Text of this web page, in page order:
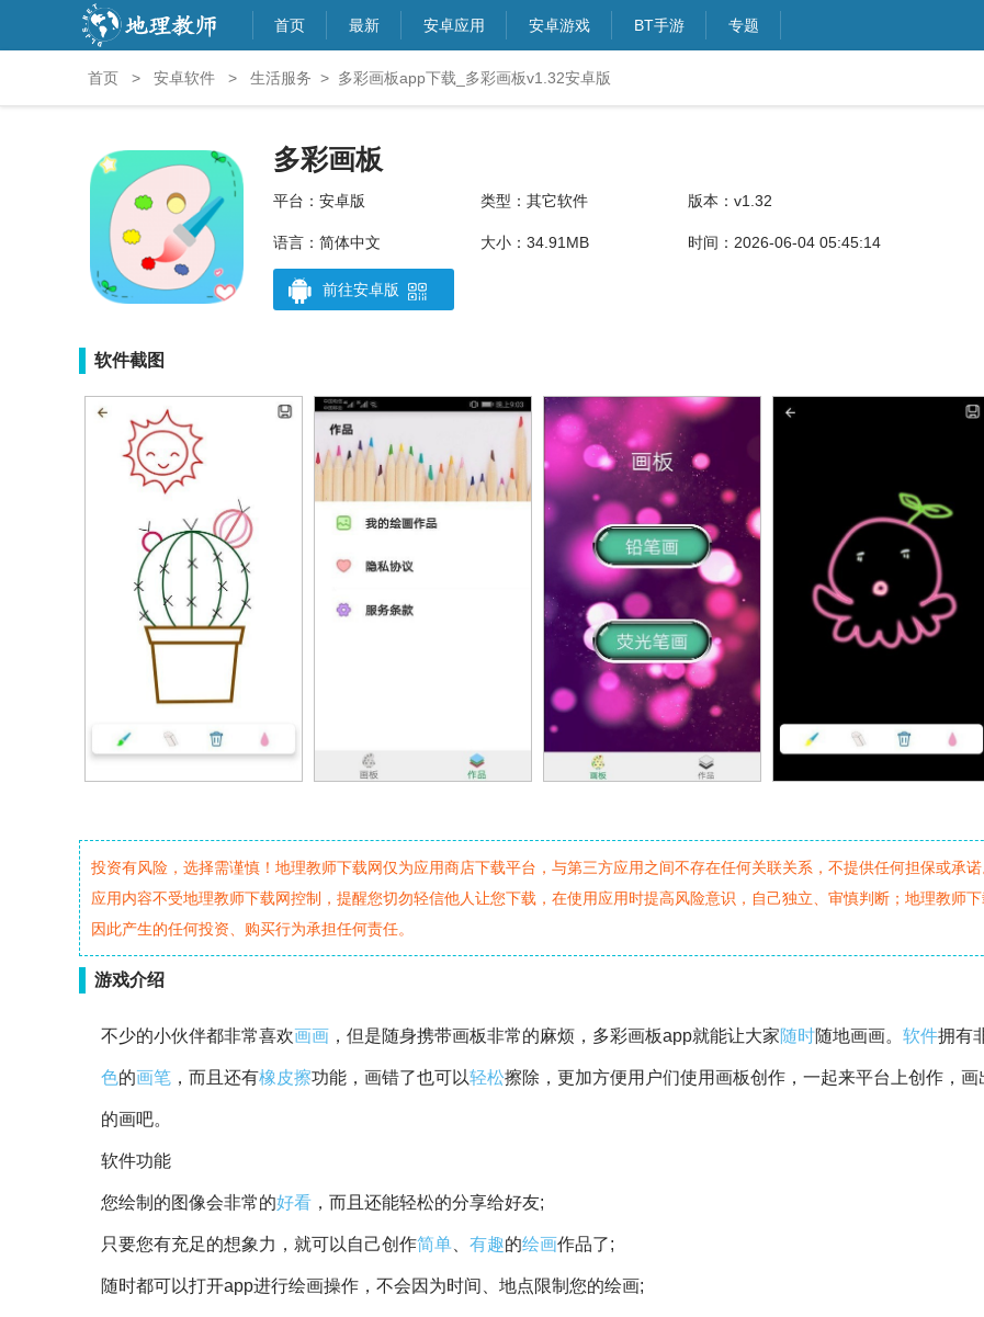
首页 最新 安卓应用 安卓游戏 BT手游 专题
首页 > 安卓软件 > 生活服务 > 多彩画板app下载_多彩画板v1.32安卓版
多彩画板
平台：安卓版 类型：其它软件 版本：v1.32
语言：简体中文 大小：34.91MB 时间：2026-06-04 05:45:14
前往安卓版
软件截图
投资有风险，选择需谨慎！地理教师下载网仅为应用商店下载平台，与第三方应用之间不存在任何关联关系，不提供任何担保或承
应用内容不受地理教师下载网控制，提醒您切勿轻信他人让您下载，在使用应用时提高风险意识，自己独立、审慎判断；地理教师
因此产生的任何投资、购买行为承担任何责任。
游戏介绍
不少的小伙伴都非常喜欢画画 ，但是随身携带画板非常的麻烦，多彩画板app就能让大家随时随地画画。 软件拥有
色的画笔 ，而且还有橡皮擦功能，画错了也可以轻松擦除，更加方便用户们使用画板创作，一起来平台上创作，画
的画吧。
软件功能
您绘制的图像会非常的好看 ，而且还能轻松的分享给好友;
只要您有充足的想象力，就可以自己创作简单 有趣的绘画作品了;
随时都可以打开app进行绘画操作，不会因为时间、地点限制您的绘画;